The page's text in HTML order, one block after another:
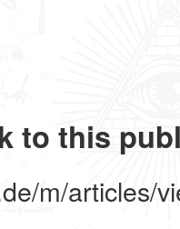
to this
m/articles/